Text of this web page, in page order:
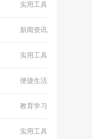
实用工具
新闻资讯
实用工具
便捷生活
教育学习
实用工具